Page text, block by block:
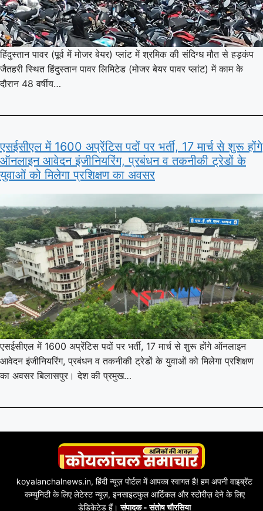
हिंदुस्तान पावर (पूर्व में मोजर बेयर) प्लांट में श्रमिक की संदिग्ध मौत से हड़कंप
जैतहरी स्थित हिंदुस्तान पावर लिमिटेड (मोजर बेयर पावर प्लांट) में काम के
दौरान 48 वर्षीय…
एसईसीएल में 1600 अप्रेंटिस पदों पर भर्ती, 17 मार्च से शुरू होंगे
ऑनलाइन आवेदन इंजीनियरिंग, प्रबंधन व तकनीकी ट्रेडों के
युवाओं को मिलेगा प्रशिक्षण का अवसर
एसईसीएल में 1600 अप्रेंटिस पदों पर भर्ती, 17 मार्च से शुरू होंगे ऑनलाइन
आवेदन इंजीनियरिंग, प्रबंधन व तकनीकी ट्रेडों के युवाओं को मिलेगा प्रशिक्षण
का अवसर बिलासपुर। देश की प्रमुख…
koyalanchalnews.in, हिंदी न्यूज़ पोर्टल में आपका स्वागत है! हम अपनी वाइब्रेंट
कम्युनिटी के लिए लेटेस्ट न्यूज़, इनसाइटफुल आर्टिकल और स्टोरीज़ देने के लिए
डेडिकेटेड हैं।संपादक - संतोष चौरसिया